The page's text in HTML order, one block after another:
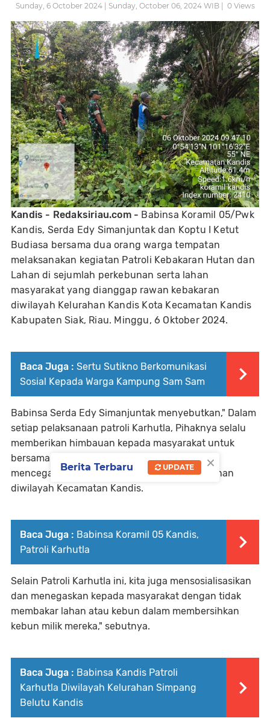
Sunday, 6 October 2024 | Sunday, October 06, 2024 WIB | 0Views
Kandis - Redaksiriau.com - Babinsa Koramil 05/Pwk
Kandis, Serda Edy Simanjuntak dan Koptu I Ketut
Budiasa bersama dua orang warga tempatan
melaksanakan kegiatan Patroli Kebakaran Hutan dan
Lahan di sejumlah perkebunan serta lahan
masyarakat yang dianggap rawan kebakaran
diwilayah Kelurahan Kandis Kota Kecamatan Kandis
Kabupaten Siak, Riau. Minggu, 6 Oktober 2024.
Baca Juga : Sertu Sutikno Berkomunikasi
Sosial Kepada Warga Kampung Sam Sam
Babinsa Serda Edy Simanjuntak menyebutkan," Dalam
setiap pelaksanaan patroli Karhutla, Pihaknya selalu
memberikan himbauan kepada masyarakat untuk
bersama sama ikut peduli dalam menjaga dan
mencegah terjadinya kebakaran hutan dan lahan
diwilayah Kecamatan Kandis.
Baca Juga : Babinsa Koramil 05 Kandis,
Patroli Karhutla
Selain Patroli Karhutla ini, kita juga mensosialisasikan
dan menegaskan kepada masyarakat dengan tidak
membakar lahan atau kebun dalam membersihkan
kebun milik mereka," sebutnya.
Baca Juga : Babinsa Kandis Patroli
Karhutla Diwilayah Kelurahan Simpang
Belutu Kandis
×
Berita Terbaru UPDATE